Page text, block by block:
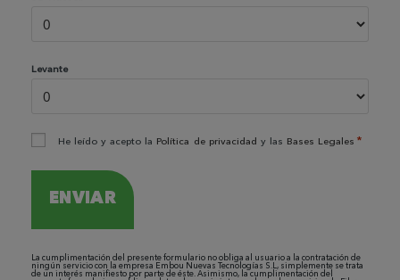
Levante
Consentimiento
He leído y acepto la Política de privacidad y las Bases Legales *
La cumplimentación del presente formulario no obliga al usuario a la contratación de
ningún servicio con la empresa Embou Nuevas Tecnologías S.L, simplemente se trata
de un interés manifiesto por parte de éste. Asimismo, la cumplimentación del